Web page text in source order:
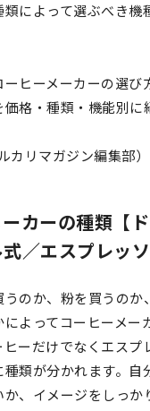
によって選ぶべき機
ヒーメーカーの選び
格・種類・機能別に
カリマガジン編集部）
カーの種類【
／エスプレッソ
のか、粉を買うのか
よってコーヒーメー
ーだけでなくエスプ
類が分かれます。自
、イメージをしっか